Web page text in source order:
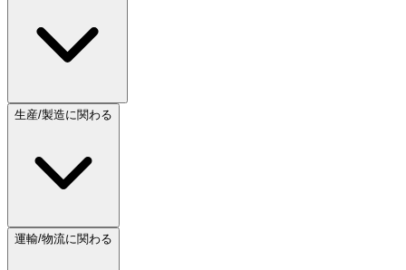
生産/製造に関わる
運輸/物流に関わる